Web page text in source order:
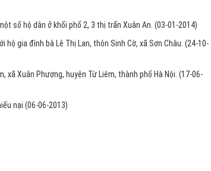
số hộ dân ở khối phố 2, 3 thị trấn Xuân An. (03-01-2014)
gia đình bà Lê Thị Lan, thôn Sinh Cờ, xã Sơn Châu. (24-10-
xã Xuân Phượng, huyện Từ Liêm, thành phố Hà Nội. (17-06-
nại (06-06-2013)